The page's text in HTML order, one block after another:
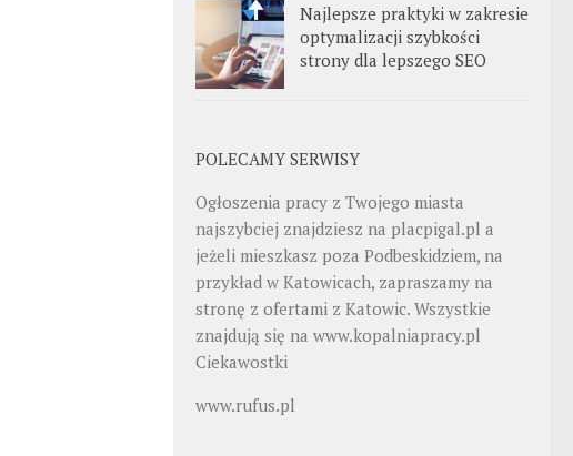
Najlepsze praktyki w zakresie
optymalizacji szybkości
strony dla lepszego SEO
POLECAMY SERWISY
Ogłoszenia pracy z Twojego miasta
najszybciej znajdziesz na placpigal.pl a
jeżeli mieszkasz poza Podbeskidziem, na
przykład w Katowicach, zapraszamy na
stronę z ofertami z Katowic. Wszystkie
znajdują się na www.kopalniapracy.pl
Ciekawostki
www.rufus.pl